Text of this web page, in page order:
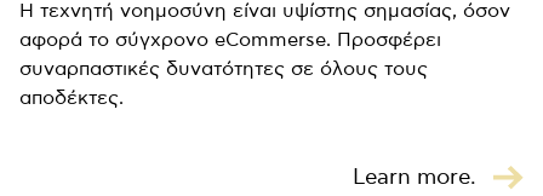
Η τεχνητή νοημοσύνη είναι υψίστης σημασίας, όσον
αφορά το σύγχρονο eCommerse. Προσφέρει
συναρπαστικές δυνατότητες σε όλους τους
αποδέκτες.
Learn more.